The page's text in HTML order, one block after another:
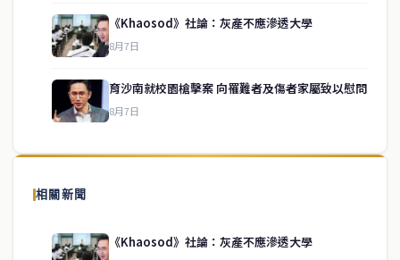
《Khaosod》社論：灰產不應滲透大學
8月7日
育沙南就校園槍擊案 向罹難者及傷者家屬致以慰問
8月7日
相關新聞
《Khaosod》社論：灰產不應滲透大學
關於我們
泰國中文新聞（TCN）是一家總部設於曼谷的中文新聞媒體，致力於
供即時、客觀、多元的中文新聞內容。
service@thaichinesenews.com